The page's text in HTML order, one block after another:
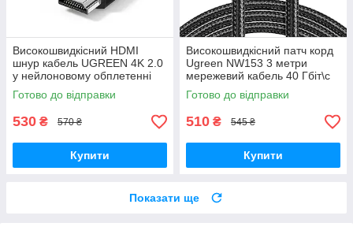
Високошвидкісний HDMI
шнур кабель UGREEN 4K 2.0
у нейлоновому обплетенні
чорний 2м (HD119) 40101
Готово до відправки
530 ₴ 570 ₴
Купити
Високошвидкісний патч корд
Ugreen NW153 3 метри
мережевий кабель 40 Гбіт\с
Ethernet RJ45 Cat 8 круглий
(80432)
Готово до відправки
510 ₴ 545 ₴
Купити
Показати ще